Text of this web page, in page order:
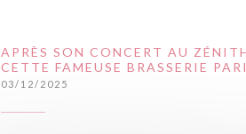
APRÈS SON CONCERT AU
CETTE FAMEUSE BRASSERIE
03/12/2025